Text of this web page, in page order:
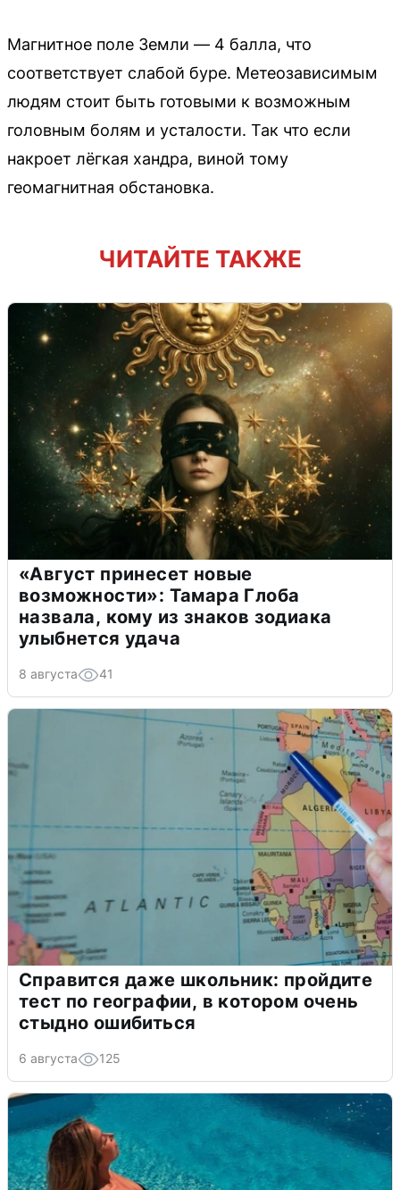
Магнитное поле Земли — 4 балла, что
соответствует слабой буре. Метеозависимым
людям стоит быть готовыми к возможным
головным болям и усталости. Так что если
накроет лёгкая хандра, виной тому
геомагнитная обстановка.
ЧИТАЙТЕ ТАКЖЕ
«Август принесет новые
возможности»: Тамара Глоба
назвала, кому из знаков зодиака
улыбнется удача
8 августа 41
Справится даже школьник: пройдите
тест по географии, в котором очень
стыдно ошибиться
6 августа 125